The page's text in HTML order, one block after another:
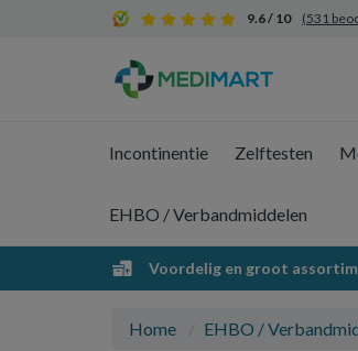
9.6 / 10 (531
Incontinentie Zelftesten
EHBO / Verbandmiddelen
Voordelig en groot
Home EHBO /